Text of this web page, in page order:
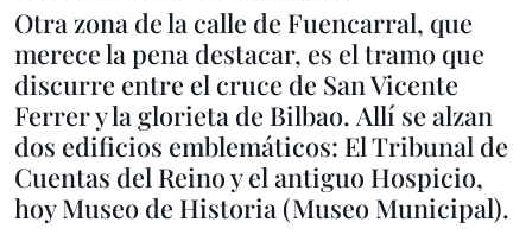
Otra zona de la calle de Fuencarral, que
merece la pena destacar, es el tramo que
discurre entre el cruce de San Vicente
Ferrer y la glorieta de Bilbao. Allí se alzan
dos edificios emblemáticos: El Tribunal de
Cuentas del Reino y el antiguo Hospicio,
hoy Museo de Historia (Museo Municipal).